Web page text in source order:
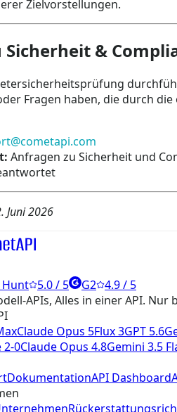
Zielvorstellungen.
&
Fragen haben, die durch
Anfragen zu Sicherheit und
Juni 2026
5.0 / 5 G2 4.9 / 5
APIs, Alles in einer API. Nur
Claude Opus 5Flux 3GPT 5.6
2-0Claude Opus 4.8Gemini 3.5
DokumentationAPI Dashboard